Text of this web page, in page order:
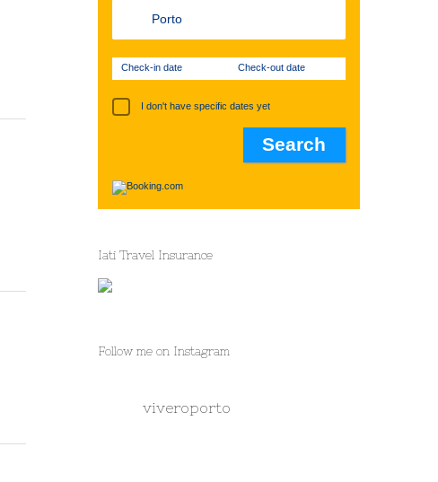
Check-in date Check-out date
I don't have specific dates yet
Iati Travel Insurance
Follow me on Instagram
viveroporto